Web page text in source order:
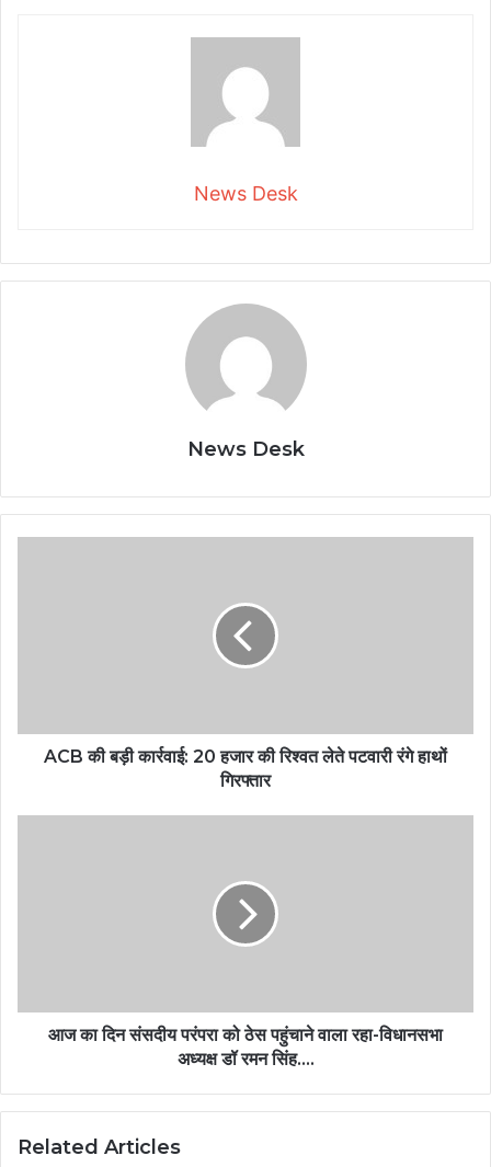
News Desk
News Desk
ACB की बड़ी कार्रवाई: 20 हजार की रिश्वत लेते पटवारी रंगे हाथों
गिरफ्तार
आज का दिन संसदीय परंपरा को ठेस पहुंचाने वाला रहा-विधानसभा
अध्यक्ष डॉ रमन सिंह….
Related Articles